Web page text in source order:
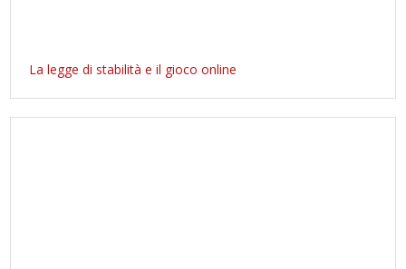
La legge di stabilità e il gioco online